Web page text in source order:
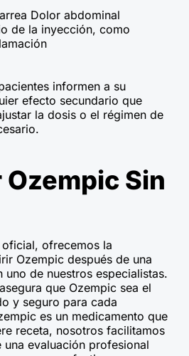
Dolor abdominal
de la inyección, como
informen a su
efecto secundario que
la dosis o el régimen de
Sin
ofrecemos la
Ozempic después de una
uno de nuestros especialistas.
que Ozempic sea el
y seguro para cada
es un medicamento que
receta, nosotros facilitamos
evaluación profesional